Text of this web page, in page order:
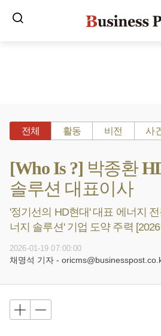
전체 활동 비전 사
[Who Is ?] 박종환
솔루션 대표이사
'정기선의 HD현대' 대표 에너지
너지 솔루션' 기업 도약 주력
2026-01-19 07:00:00
채명석 기자 -